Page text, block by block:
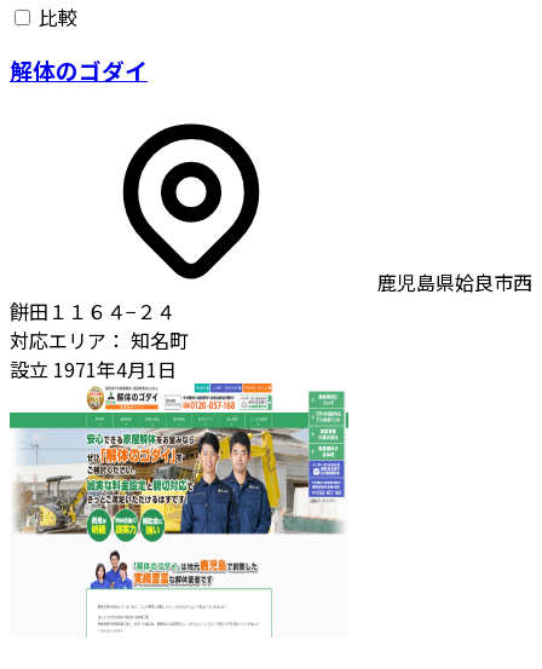
比較
解体のゴダイ
鹿児島県姶良市西
餅田１１６４−２４
対応エリア： 知名町
設立 1971年4月1日